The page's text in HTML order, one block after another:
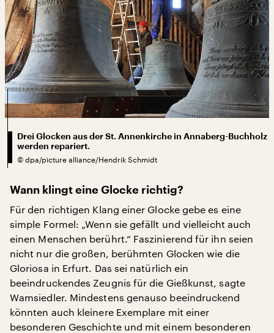
Drei Glocken aus der St. Annenkirche in Annaberg-Buchholz
werden repariert.
© dpa/picture alliance/Hendrik Schmidt
Wann klingt eine Glocke richtig?
Für den richtigen Klang einer Glocke gebe es eine
simple Formel: „Wenn sie gefällt und vielleicht auch
einen Menschen berührt.“ Faszinierend für ihn seien
nicht nur die großen, berühmten Glocken wie die
Gloriosa in Erfurt. Das sei natürlich ein
beeindruckendes Zeugnis für die Gießkunst, sagte
Wamsiedler. Mindestens genauso beeindruckend
könnten auch kleinere Exemplare mit einer
besonderen Geschichte und mit einem besonderen